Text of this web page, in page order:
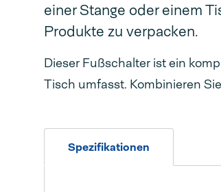
einer Stange oder einem
Produkte zu verpacken.
Dieser Fußschalter ist ein
Tisch umfasst. Kombinieren
Spezifikationen